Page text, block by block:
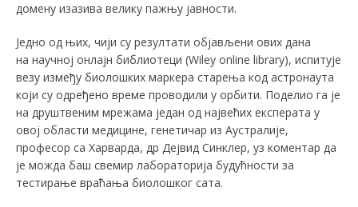
домену изазива велику пажњу јавности.
Једно од њих, чији су резултати објављени ових дана
на научној онлајн библиотеци (Wiley online library), испитује
везу између биолошких маркера старења код астронаута
који су одређено време проводили у орбити. Поделио га је
на друштвеним мрежама један од највећих експерата у
овој области медицине, генетичар из Аустралије,
професор са Харварда, др Дејвид Синклер, уз коментар да
је можда баш свемир лабораторија будућности за
тестирање враћања биолошког сата.